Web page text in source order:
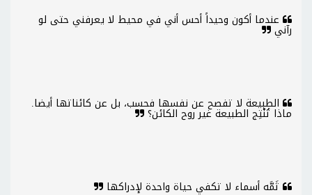
عندما أكون وحيداً أحس أني في محيط لا يعرفني حتى لو
رآني
الطبيعة لا تفصح عن نفسها فحسب، بل عن كائناتها أيضا.
ماذا تُنْتِج الطبيعة غير روح الكائن؟
ثَمَّه أسماء لا تكفي حياة واحدة لإدراكها